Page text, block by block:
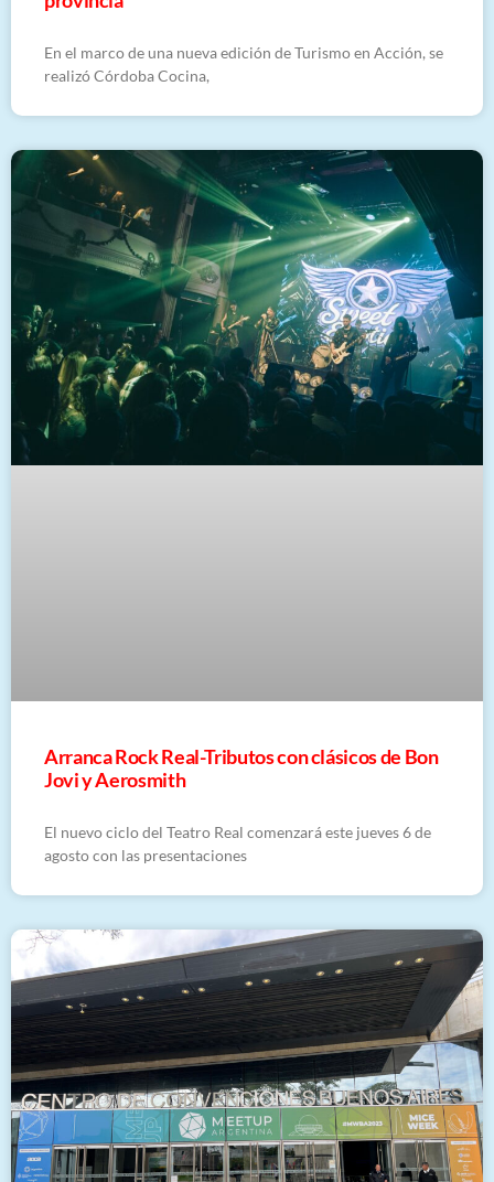
En el marco de una nueva edición de Turismo en Acción, se
realizó Córdoba Cocina,
Arranca Rock Real-Tributos con clásicos de Bon
Jovi y Aerosmith
El nuevo ciclo del Teatro Real comenzará este jueves 6 de
agosto con las presentaciones